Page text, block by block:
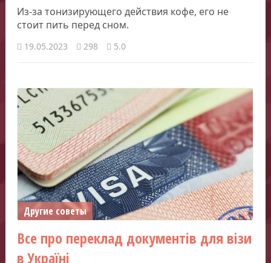
Из-за тонизирующего действия кофе, его не
стоит пить перед сном.
19.05.2023 298 5.0
Другие советы
Все про переклад документів для візи
в Україні